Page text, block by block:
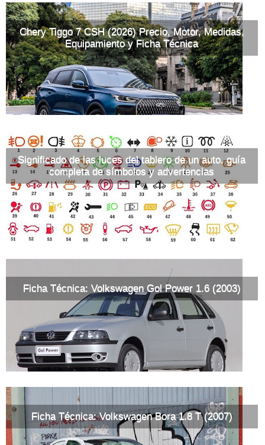
Chery Tiggo 7 CSH (2026) Precio, Motor, Medidas,
Equipamiento y Ficha Técnica
Significado de las luces del tablero de un auto, guía
completa de símbolos y advertencias
Ficha Técnica: Volkswagen Gol Power 1.6 (2003)
Ficha Técnica: Volkswagen Bora 1.8 T (2007)